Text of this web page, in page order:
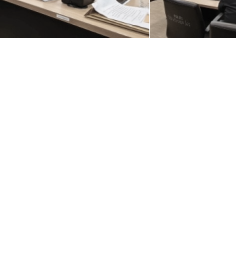
ไข่ Farmer ต้นแบบดีเด่นระดับเขต และคัดเลือกศูนย์เครือข่าย ศพก. (ด้านปศุสั